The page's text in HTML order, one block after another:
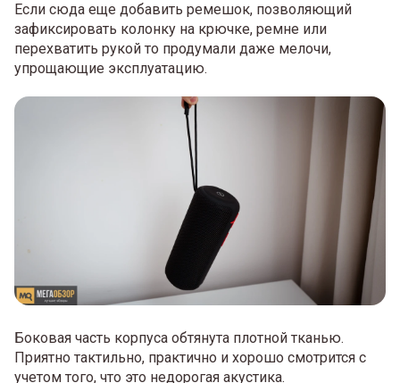
Если сюда еще добавить ремешок, позволяющий
зафиксировать колонку на крючке, ремне или
перехватить рукой то продумали даже мелочи,
упрощающие эксплуатацию.
Боковая часть корпуса обтянута плотной тканью.
Приятно тактильно, практично и хорошо смотрится с
учетом того, что это недорогая акустика.